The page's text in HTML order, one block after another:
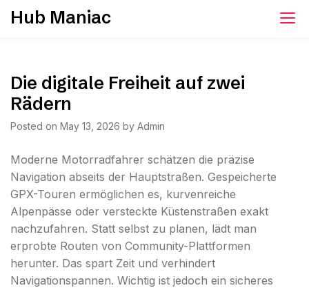
SkipHub Maniac
Die digitale Freiheit auf zwei
Rädern
Posted on May 13, 2026 by Admin
Moderne Motorradfahrer schätzen die präzise
Navigation abseits der Hauptstraßen. Gespeicherte
GPX-Touren ermöglichen es, kurvenreiche
Alpenpässe oder versteckte Küstenstraßen exakt
nachzufahren. Statt selbst zu planen, lädt man
erprobte Routen von Community-Plattformen
herunter. Das spart Zeit und verhindert
Navigationspannen. Wichtig ist jedoch ein sicheres